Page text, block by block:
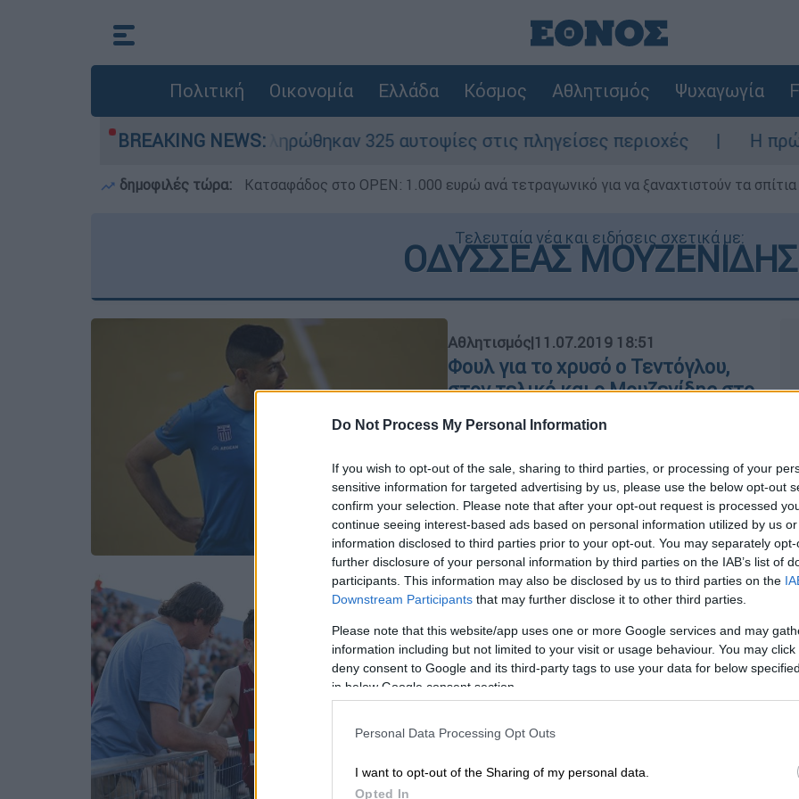
Do Not Process My Personal Information
If you wish to opt-out of the sale, sharing to third parties, or processing of your
sensitive information for targeted advertising by us, please use the below opt-out
confirm your selection. Please note that after your opt-out request is processed
continue seeing interest-based ads based on personal information utilized by us
information disclosed to third parties prior to your opt-out. You may separately
further disclosure of your personal information by third parties on the IAB’s list of
participants. This information may also be disclosed by us to third parties on the
Downstream Participants that may further disclose it to other third parties.
Please note that this website/app uses one or more Google services and may
information including but not limited to your visit or usage behaviour. You may
deny consent to Google and its third-party tags to use your data for below
in below Google consent section.
Personal Data Processing Opt Outs
I want to opt-out of the Sharing of my personal data.
Opted In
Πολιτική Οικονομία Ελλάδα Κόσμος Αθλητισμός Ψυχαγωγία
BREAKING NEWS:
«κόκκινα» - Ολοκληρώθηκαν 325 αυτοψίες στις πληγείσες περιοχές Η πρώτη
δημοφιλές τώρα: Κατσαφάδος στο OPEN: 1.000 ευρώ ανά τετραγωνικό για να ξαναχτιστούν τα σπίτια
Τελευταία νέα και ειδήσεις σχετικά με:
ΟΔΥΣΣΕΑΣ ΜΟΥΖΕΝΙΔΗΣ
Αθλητισμός|11.07.2019 18:51
Φουλ για το χρυσό ο Τεντόγλου,
στον τελικό και ο Μουζενίδης στο
Ευρωπαϊκό Κ23
ελληνικού στίβου άνοιξαν
εντυπωσιακά το πρόγραμμα του
Ευρωπαϊκού πρωταθλήματος Κ23 που
γίνεται στο Γκέβλε
Αθλητισμός|10.06.2019 01:29
8,20μ., «αέρας» Μπελιμπασάκη,
Πεσιρίδου
Ο πρωταθλητής Ευρώπης με 8,18μ.
εμφανίσεις από Μπελιμπασάκη,
Φραντζεσκάκη, Γκαραγκάνη,